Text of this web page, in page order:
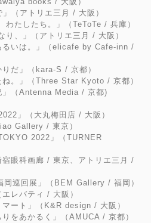
（アトリエ三月 / 大阪）
たしたち。」（TeToTe / 兵庫）
、」（アトリエ三月 / 大阪）
いは。」（elicafe by Cafe-inn /
だ」（kara-S / 京都）
。」（Three Star Kyoto / 京都）
（Antenna Media / 京都)
」（大丸梅田店 / 大阪）
Gallery / 東京）
2022」（TURNER
眼科画廊 / 東京、アトリエ三月 /
巡回展」（BEM Gallery / 福岡）
レバティ / 大阪）
ート」（K&R design / 大阪）
をあかるく」（AMUCA / 京都）